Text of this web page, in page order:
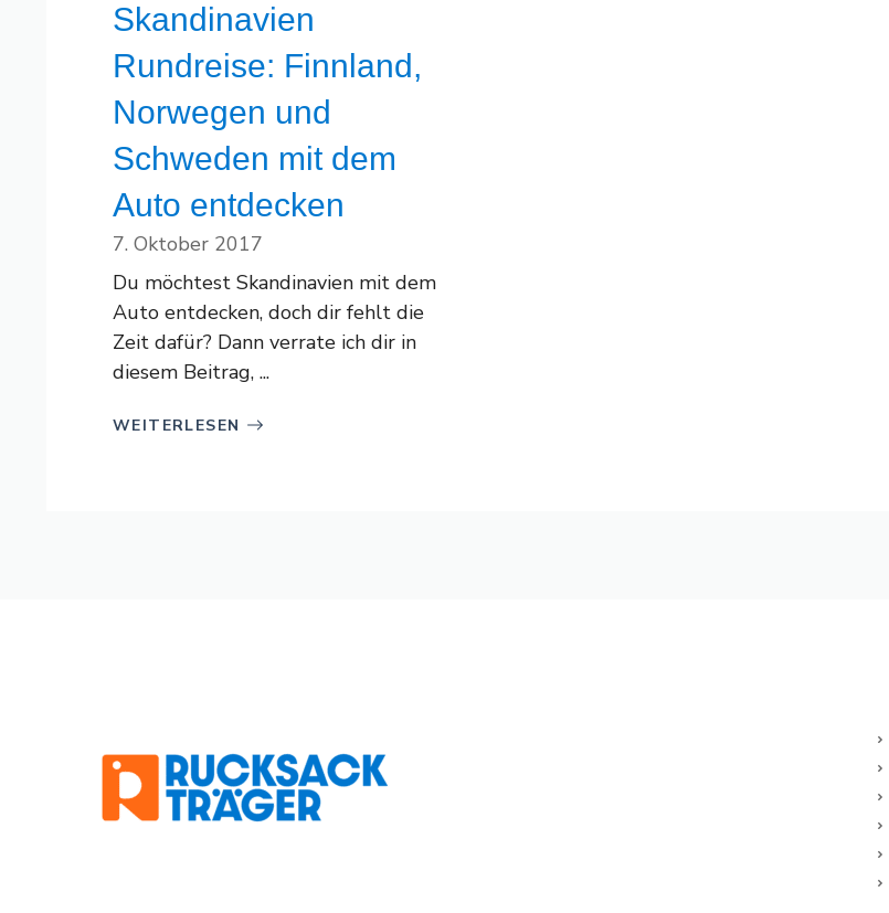
Skandinavien
Rundreise: Finnland,
Norwegen und
Schweden mit dem
Auto entdecken
7. Oktober 2017
Du möchtest Skandinavien mit dem
Auto entdecken, doch dir fehlt die
Zeit dafür? Dann verrate ich dir in
diesem Beitrag, ...
WEITERLESEN